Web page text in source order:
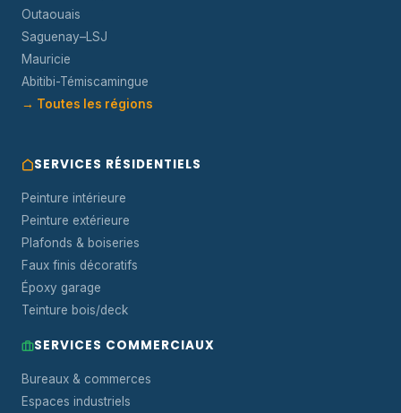
Outaouais
Saguenay–LSJ
Mauricie
Abitibi-Témiscamingue
→ Toutes les régions
SERVICES RÉSIDENTIELS
Peinture intérieure
Peinture extérieure
Plafonds & boiseries
Faux finis décoratifs
Époxy garage
Teinture bois/deck
SERVICES COMMERCIAUX
Bureaux & commerces
Espaces industriels